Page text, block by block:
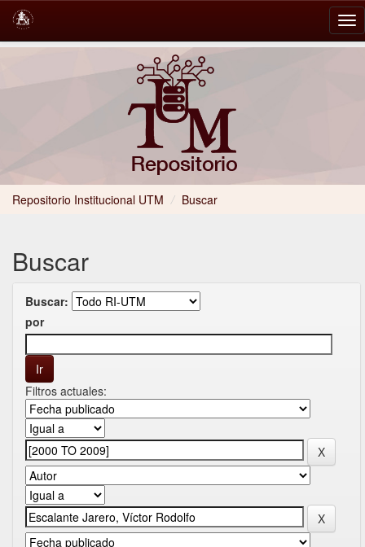
Repositorio Institucional UTM / Buscar
Buscar
Buscar:
por
Filtros actuales: